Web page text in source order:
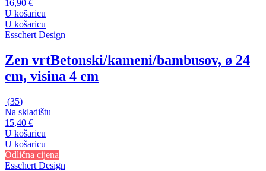
16,90 €
U košaricu
U košaricu
Esschert Design
Zen vrtBetonski/kameni/bambusov, ø 24
cm, visina 4 cm
(35)
Na skladištu
15,40 €
U košaricu
U košaricu
Odlična cijena
Esschert Design